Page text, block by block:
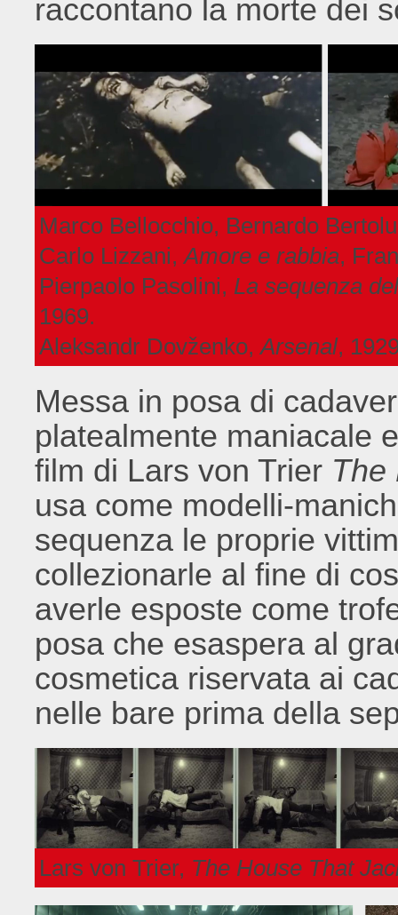
raccontano la morte dei
Marco Bellocchio, Bernardo
Carlo Lizzani,Amore e rabbia,
Pierpaolo Pasolini, La sequenza
1969.
Aleksandr Dovženko,Arsenal,
Messa in posa di
platealmente maniacale
film di Lars von Trier The
usa come modelli-
sequenza le proprie
collezionarle al fine di
averle esposte come
posa che esaspera al
cosmetica riservata ai
nelle bare prima della
Lars von Trier, The House That